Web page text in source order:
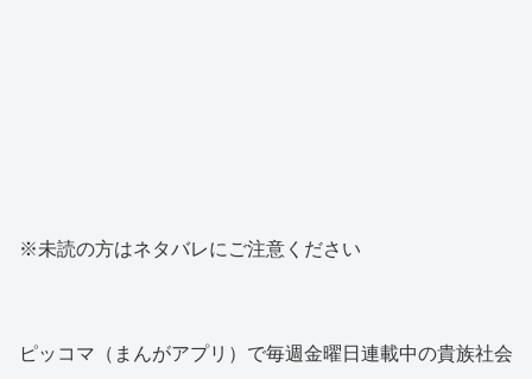
※未読の方はネタバレにご注意ください
ピッコマ（まんがアプリ）で毎週金曜日連載中の貴族社会